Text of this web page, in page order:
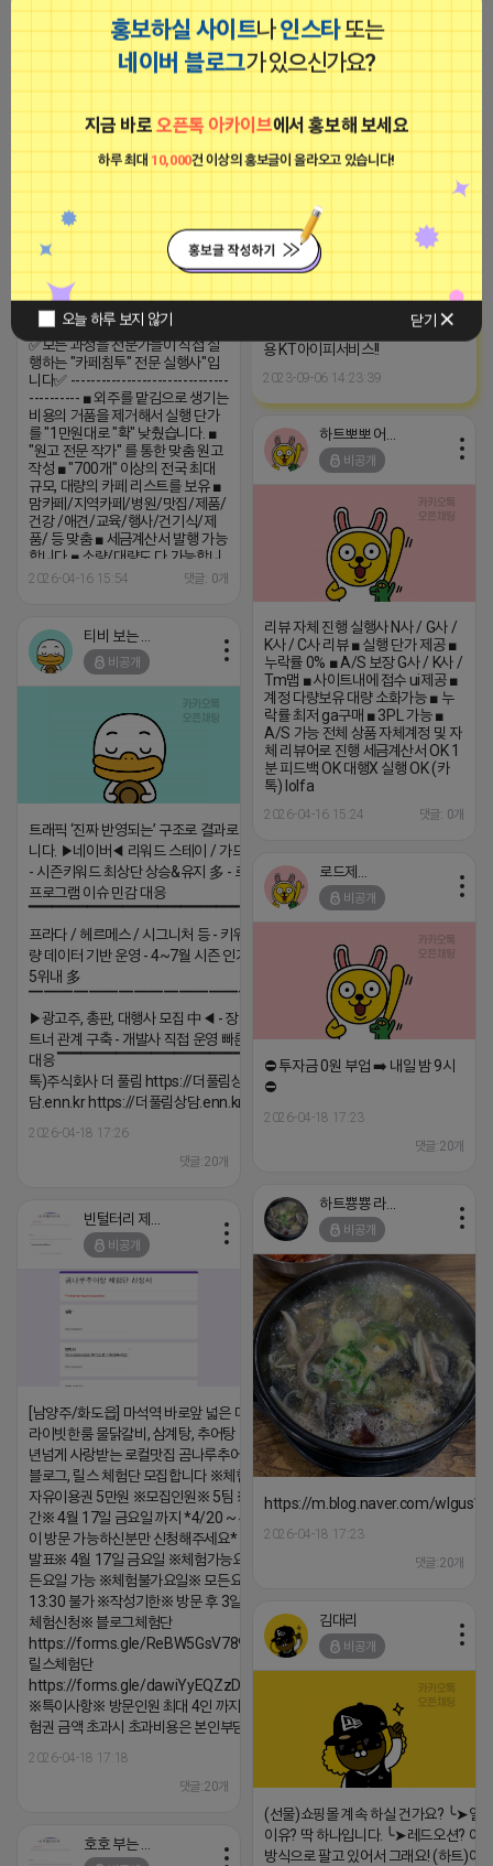
홍보하실 사이트나인스타또는
네이버 블로그가 있으신가요?
지금 바로오픈톡 아카이브에서 홍보해 보세요
하루 최대 10,000건 이상의 홍보글이 올라오고 있습니다!
오늘 하루 보지 않기 닫기
스타 특강입니다
https://blog.naver.com/
2026-04-16 17:44 댓글: 0개
오릅니다 가장 쉬웠습니다 (스
타)24시간 문의 가능 (스타)세금계
산서 발행 가능 (카톡)jgpsjgps
■아이피몬스터■
광고
[아이피몬스터] 전국 최저가 마케팅
용 KT아이피서비스!!
2023-09-06 14:23:39
하트뽀뽀 어피치
✅모든 과정을 전문가들이 직접 실
행하는 "카페침투" 전문 실행사"입
니다✅ -------------------------------
---------- ■ 외주를 맡김으로 생기는
비용의 거품을 제거해서 실행 단가
를 "1만원대로 "확" 낮췄습니다. ■
"원고 전문 작가" 를 통한 맞춤 원고
작성 ■ "700개" 이상의 전국 최대
규모, 대량의 카페 리스트를 보유 ■
맘카페/지역카페/병원/맛집/제품/
건강 /애견/교육/행사/건기식/제
품/ 등 맞춤 ■ 세금계산서 발행 가능
합니다 ■ 소량/대량도 다 가능합니
다 ------------------------------------
2026-04-16 15:54 댓글: 0개
비공개
리뷰 자체 진행 실행사 N사 / G사 /
K사 / C사 리뷰 ■ 실행 단가 제공 ■
누락률 0% ■ A/S 보장 G사 / K사 /
Tm맵 ■ 사이트내에 접수 ui제공 ■
계정 다량보유 대량 소화가능 ■ 누
락률 최저 ga구매 ■ 3PL 가능 ■
A/S 가능 전체 상품 자체계정 및 자
체 리뷰어로 진행 세금계산서 OK 1
분 피드백 OK 대행X 실행 OK (카
톡) lolfa
2026-04-16 15:24 댓글: 0개
비공개
트래픽 ‘진짜 반영되는’ 구조로 결과로 보여드립
니다. ▶네이버◀ 리워드 스테이 / 가드 / 자몽 등
- 시즌키워드 최상단 상승&유지 多 - 로직변화,
프로그램 이슈 민감 대응
▔▔▔▔▔▔▔▔▔▔▔▔▔▔▔▔▔▔ ▶쿠팡◀
프라다 / 헤르메스 / 시그니처 등 - 키워드 검색
량 데이터 기반 운영 - 4~7월 시즌 인기 키워드
5위내 多
▔▔▔▔▔▔▔▔▔▔▔▔▔▔▔▔▔▔
▶광고주, 총판, 대행사 모집 中◀ - 장기 협업 파
트너 관계 구축 - 개발사 직접 운영 빠른 피드백
대응 ▔▔▔▔▔▔▔▔▔▔▔▔▔▔▔▔▔▔ (카
톡)주식회사 더 풀림 https://더풀림상
담.enn.kr https://더풀림상담.enn.kr
2026-04-18 17:26
댓글:20개
비공개
⛔️ 투자금 0원 부업 ➡️ 내일 밤 9시
⛔️
2026-04-18 17:23
댓글:20개
하트뿅뿅 라이언
비공개
https://m.blog.naver.com/
2026-04-18 17:23
댓글:20개
비공개
[남양주/화도읍] 마석역 바로앞 넓은 매장과, 프
라이빗한룸 물닭갈비, 삼계탕, 추어탕 맛집 10
년넘게 사랑받는 로컬맛집 곰나루추어탕에서
블로그, 릴스 체험단 모집합니다 ※체험메뉴※
자유이용권 5만원 ※모집인원※ 5팀 ※모집기
간※ 4월 17일 금요일 까지 *4/20 ~ 4/26 사
이 방문 가능하신분만 신청해주세요* ※체험단
발표※ 4월 17일 금요일 ※체험가능요일※ 모
든요일 가능 ※체험불가요일※ 모든요일 12 ~
13:30 불가 ※작성기한※ 방문 후 3일 이내 ※
체험신청※ 블로그체험단
https://forms.gle/ReBW5GsV789ur2Pz6
릴스체험단
https://forms.gle/dawiYyEQZzDdqf8W8
※특이사항※ 방문인원 최대 4인 까지 가능 체
험권 금액 초과시 초과비용은 본인부담입니다.
2026-04-18 17:18
댓글:20개
김대리
비공개
(선물)쇼핑몰 계속 하실 건가요? ╰➤열
이유? 딱 하나입니다. ╰➤레드오션? 아
방식으로 팔고 있어서 그래요! (하트)이